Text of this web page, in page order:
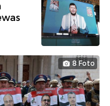
8 Foto